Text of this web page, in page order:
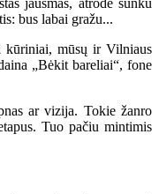
jausmas, atrodė sunku
bus labai gražu...
kūriniai, mūsų ir Vilniaus
„Bėkit bareliai“, fone
ar vizija. Tokie žanro
Tuo pačiu mintimis